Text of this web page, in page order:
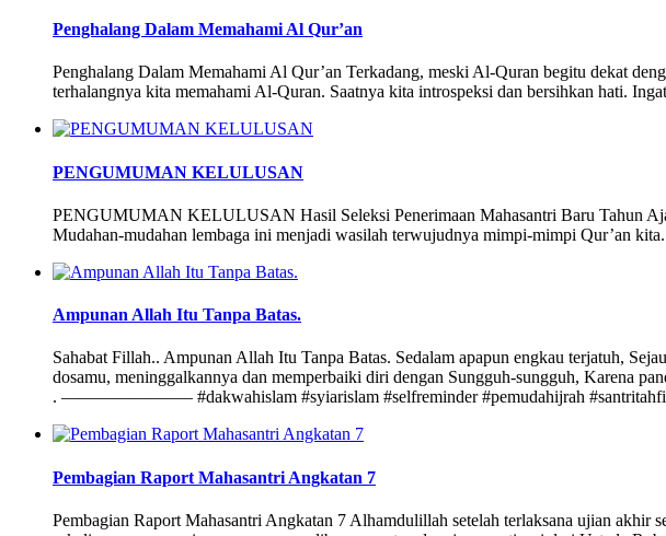
Penghalang Dalam Memahami Al Qur’an
Penghalang Dalam Memahami Al Qur’an Terkadang, meski Al-Quran begitu dekat
terhalangnya kita memahami Al-Quran. Saatnya kita introspeksi dan bersihkan hati.
PENGUMUMAN KELULUSAN
PENGUMUMAN KELULUSAN Hasil Seleksi Penerimaan Mahasantri Baru Tahun
Mudahan-mudahan lembaga ini menjadi wasilah terwujudnya mimpi-mimpi Qur’an
Ampunan Allah Itu Tanpa Batas.
Sahabat Fillah.. Ampunan Allah Itu Tanpa Batas. Sedalam apapun engkau terjatuh,
dosamu, meninggalkannya dan memperbaiki diri dengan Sungguh-sungguh, Karena
. ———————– #dakwahislam #syiarislam #selfreminder #pemudahijrah
Pembagian Raport Mahasantri Angkatan 7
Pembagian Raport Mahasantri Angkatan 7 Alhamdulillah setelah terlaksana ujian akhir